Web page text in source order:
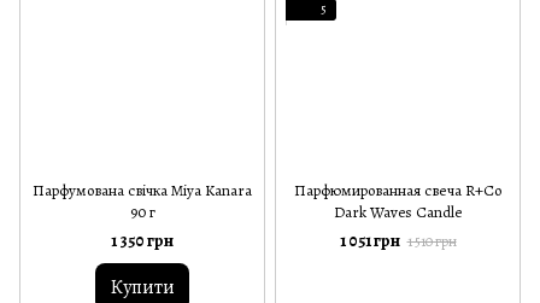
Парфумована свічка Miya Kanara
90 г
1 350 грн
Купити
5
Парфюмированная свеча R+Co
Dark Waves Candle
1 051 грн 1 510 грн